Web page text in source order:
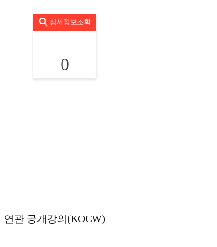
상세정보조회
0
연관 공개강의(KOCW)